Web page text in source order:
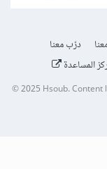
درّب معنا
المساعدة
© 2025 Hsoub.Content